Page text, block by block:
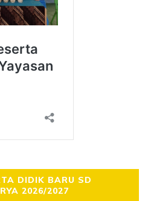
DIDIK BARU SD
2026/2027